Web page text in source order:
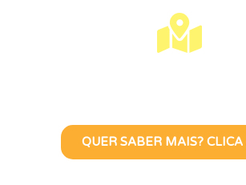
QUER SABER MAIS? CLICA